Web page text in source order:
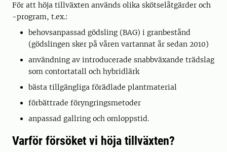
För att höja tillväxten används olika skötselåtgärder och
-program, t.ex.:
behovsanpassad gödsling (BAG) i granbestånd
(gödslingen sker på våren vartannat år sedan 2010)
användning av introducerade snabbväxande trädslag
som contortatall och hybridlärk
bästa tillgängliga förädlade plantmaterial
förbättrade föryngringsmetoder
anpassad gallring och omloppstid.
Varför försöket vi höja tillväxten?